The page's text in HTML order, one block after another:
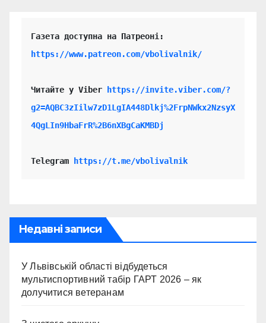
https://www.patreon.com/vbolivalnik/
Читайте у Viber
https://invite.viber.com/?
g2=AQBC3zIilw7zD1LgIA448Dlkj%2FrpNWkx2NzsyX
4QgLIn9HbaFrR%2B6nXBgCaKMBDj
Telegram https://t.me/vbolivalnik
Недавні записи
У Львівській області відбудеться
мультиспортивний табір ГАРТ 2026 – як
долучитися ветеранам